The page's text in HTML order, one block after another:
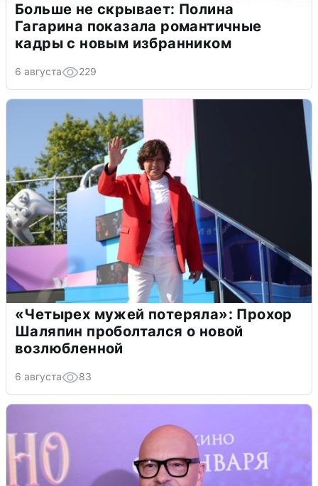
Больше не скрывает: Полина
Гагарина показала романтичные
кадры с новым избранником
6 августа 229
«Четырех мужей потеряла»: Прохор
Шаляпин проболтался о новой
возлюбленной
6 августа 83